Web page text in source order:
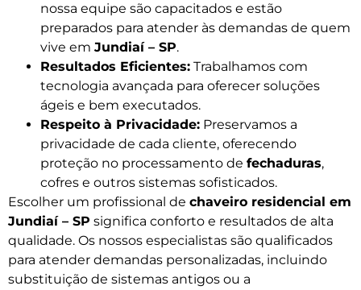
nossa equipe são capacitados e estão
preparados para atender às demandas de quem
vive em Jundiaí – SP.
Resultados Eficientes: Trabalhamos com
tecnologia avançada para oferecer soluções
ágeis e bem executados.
Respeito à Privacidade: Preservamos a
privacidade de cada cliente, oferecendo
proteção no processamento de fechaduras,
cofres e outros sistemas sofisticados.
Escolher um profissional de chaveiro residencial em
Jundiaí – SP significa conforto e resultados de alta
qualidade. Os nossos especialistas são qualificados
para atender demandas personalizadas, incluindo
substituição de sistemas antigos ou a